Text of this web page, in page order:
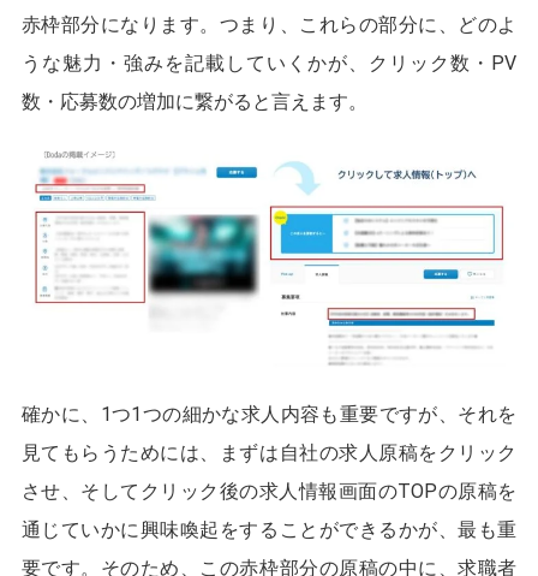
赤枠部分になります。つまり、これらの部分に、どのよ
うな魅力・強みを記載していくかが、クリック数・PV
数・応募数の増加に繋がると言えます。
確かに、1つ1つの細かな求人内容も重要ですが、それを
見てもらうためには、まずは自社の求人原稿をクリック
させ、そしてクリック後の求人情報画面のTOPの原稿を
通じていかに興味喚起をすることができるかが、最も重
要です。そのため、この赤枠部分の原稿の中に、求職者